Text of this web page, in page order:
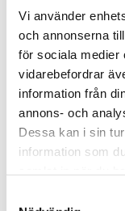
Vi använder
och annonserna
för sociala medier
vidarebefordrar
information från
annons- och
Dessa kan i sin
information som